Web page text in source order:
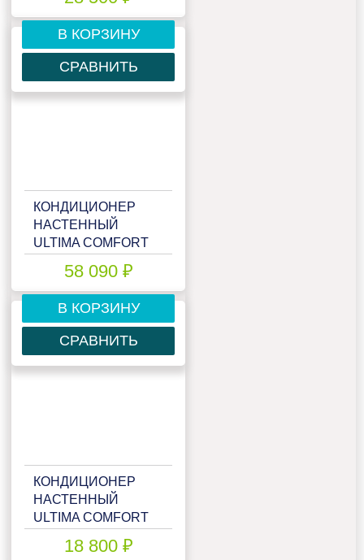
В КОРЗИНУ
СРАВНИТЬ
КОНДИЦИОНЕР
НАСТЕННЫЙ
ULTIMA COMFORT
58 090 ₽
В КОРЗИНУ
СРАВНИТЬ
КОНДИЦИОНЕР
НАСТЕННЫЙ
ULTIMA COMFORT
18 800 ₽